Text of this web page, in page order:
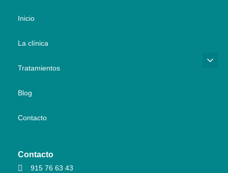
Inicio
La clínica
Tratamientos
Blog
Contacto
Contacto
915 76 63 43